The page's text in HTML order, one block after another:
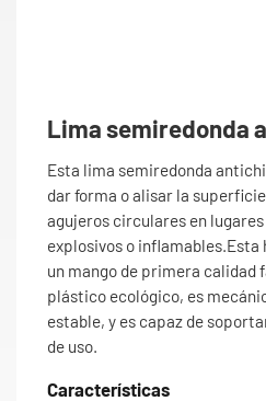
Lima semiredonda
Esta lima semiredonda
dar forma o alisar la
agujeros circulares en
explosivos o
un mango de primera calidad
plástico ecológico, es
estable, y es capaz de
de uso.
Características